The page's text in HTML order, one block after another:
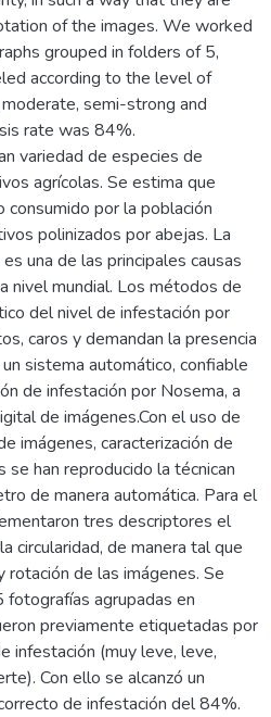
of the images. We worked
grouped in folders of 5,
according to the level of
semi-strong and
rate was 84%.
variedad de especies de
agrícolas. Se estima que
por la población
polinizados por abejas. La
una de las principales causas
nivel mundial. Los métodos de
del nivel de infestación por
caros y demandan la presencia
sistema automático, confiable
de infestación por Nosema, a
de imágenes.Con el uso de
imágenes, caracterización de
han reproducido la técnican
de manera automática. Para el
tres descriptores el
circularidad, de manera tal que
rotación de las imágenes. Se
agrupadas en
previamente etiquetadas por
infestación (muy leve, leve,
Con ello se alcanzó un
de infestación del 84%.